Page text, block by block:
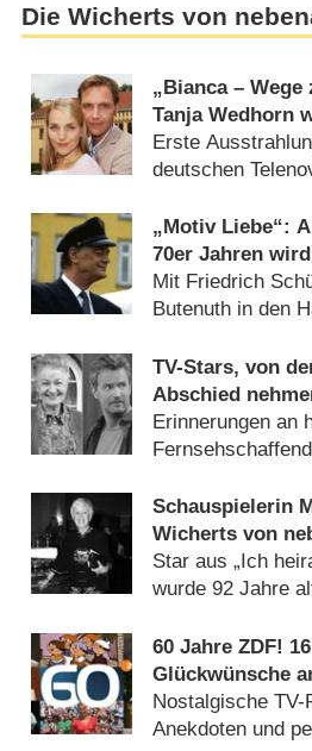
Die Wicherts von
„Bianca –
Tanja Wedhorn
Erste
deutschen
„Motiv Liebe“:
70er Jahren
Jahren
Mit Friedrich
Butenuth in den
TV-Stars, von
Abschied
Erinnerungen an
Schauspielerin
Wicherts von
Star aus „Ich
wurde 92 Jahre
60 Jahre ZDF!
Glückwünsche
dem
Nostalgische TV-
Anekdoten und